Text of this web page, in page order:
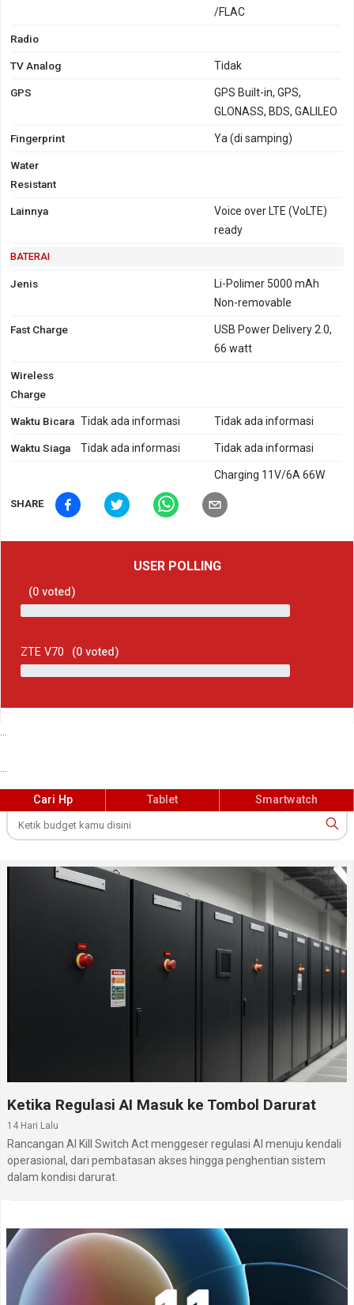
/FLAC
Radio
TV Analog Tidak
GPS
GPS Built-in, GPS,
GLONASS, BDS, GALILEO
Fingerprint Ya (di samping)
Water
Resistant
Lainnya
Voice over LTE (VoLTE)
ready
BATERAI
Jenis
Li-Polimer 5000 mAh
Non-removable
Fast Charge
USB Power Delivery 2.0,
66 watt
Wireless
Charge
Waktu Bicara Tidak ada informasi Tidak ada informasi
Waktu Siaga Tidak ada informasi Tidak ada informasi
Charging 11V/6A 66W
SHARE
USER POLLING
(0 voted)
ZTE V70 (0 voted)
Cari Hp Tablet Smartwatch
Ketika Regulasi AI Masuk ke Tombol Darurat
14 Hari Lalu
Rancangan AI Kill Switch Act menggeser regulasi AI menuju kendali
operasional, dari pembatasan akses hingga penghentian sistem
dalam kondisi darurat.